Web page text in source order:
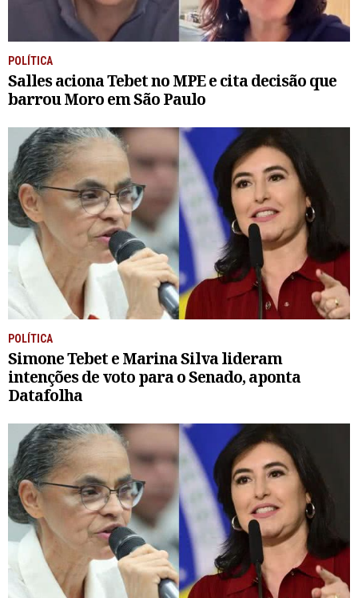
POLÍTICA
Salles aciona Tebet no MPE e cita decisão que
barrou Moro em São Paulo
POLÍTICA
Simone Tebet e Marina Silva lideram
intenções de voto para o Senado, aponta
Datafolha